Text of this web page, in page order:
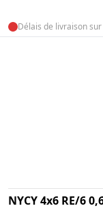
Délais de livraison
NYCY 4x6 RE/6